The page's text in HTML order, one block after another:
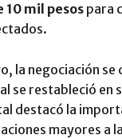
10 mil pesos para
la negociación
se restableció en
destacó la
mayores a